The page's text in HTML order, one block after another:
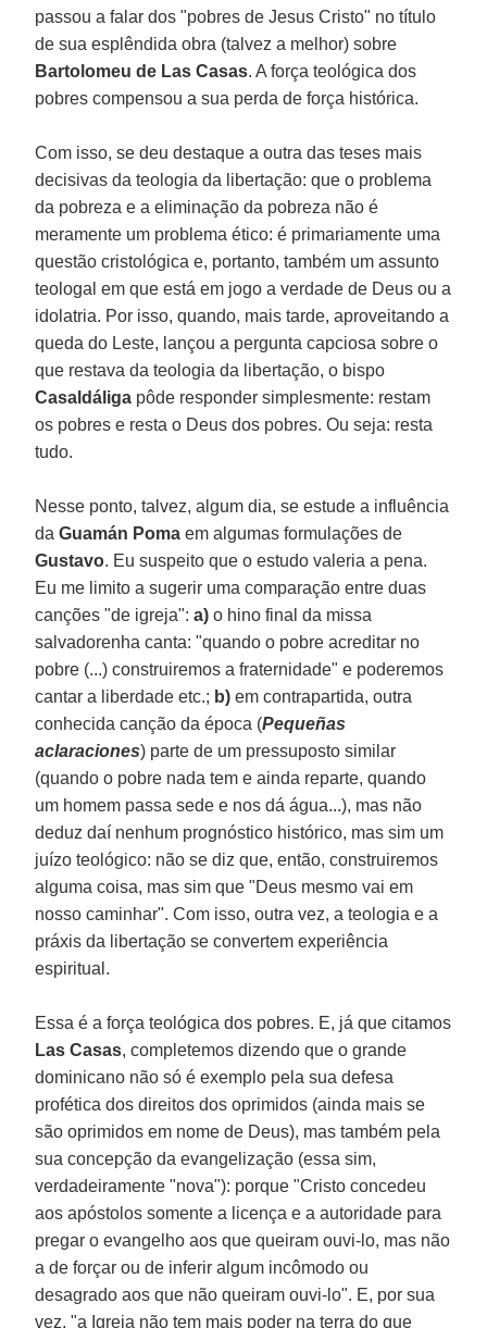
passou a falar dos "pobres de Jesus Cristo" no título
de sua esplêndida obra (talvez a melhor) sobre
Bartolomeu de Las Casas. A força teológica dos
pobres compensou a sua perda de força histórica.
Com isso, se deu destaque a outra das teses mais
decisivas da teologia da libertação: que o problema
da pobreza e a eliminação da pobreza não é
meramente um problema ético: é primariamente uma
questão cristológica e, portanto, também um assunto
teologal em que está em jogo a verdade de Deus ou a
idolatria. Por isso, quando, mais tarde, aproveitando a
queda do Leste, lançou a pergunta capciosa sobre o
que restava da teologia da libertação, o bispo
Casaldáliga pôde responder simplesmente: restam
os pobres e resta o Deus dos pobres. Ou seja: resta
tudo.
Nesse ponto, talvez, algum dia, se estude a influência
daGuamán Pomaem algumas formulações de
Gustavo. Eu suspeito que o estudo valeria a pena.
Eu me limito a sugerir uma comparação entre duas
canções "de igreja":a) o hino final da missa
salvadorenha canta: "quando o pobre acreditar no
pobre (...) construiremos a fraternidade" e poderemos
cantar a liberdade etc.; b)em contrapartida, outra
conhecida canção da época (Pequeñas
aclaraciones) parte de um pressuposto similar
(quando o pobre nada tem e ainda reparte, quando
um homem passa sede e nos dá água...), mas não
deduz daí nenhum prognóstico histórico, mas sim um
juízo teológico: não se diz que, então, construiremos
alguma coisa, mas sim que "Deus mesmo vai em
nosso caminhar". Com isso, outra vez, a teologia e a
práxis da libertação se convertem experiência
espiritual.
Essa é a força teológica dos pobres. E, já que citamos
Las Casas, completemos dizendo que o grande
dominicano não só é exemplo pela sua defesa
profética dos direitos dos oprimidos (ainda mais se
são oprimidos em nome de Deus), mas também pela
sua concepção da evangelização (essa sim,
verdadeiramente "nova"): porque "Cristo concedeu
aos apóstolos somente a licença e a autoridade para
pregar o evangelho aos que queiram ouvi-lo, mas não
a de forçar ou de inferir algum incômodo ou
desagrado aos que não queiram ouvi-lo". E, por sua
vez, "a Igreja não tem mais poder na terra do que